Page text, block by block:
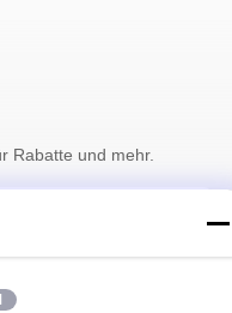
Rabatte und mehr.